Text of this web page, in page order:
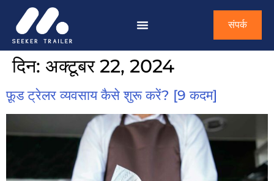
संपर्क
दिन: अक्टूबर 22, 2024
फ़ूड ट्रेलर व्यवसाय कैसे शुरू करें? [9 कदम]